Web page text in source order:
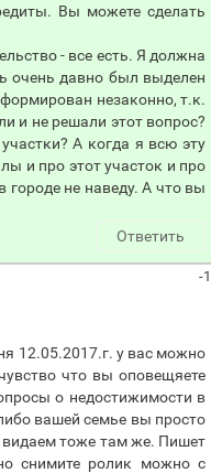
Вы можете сделать
- все есть. Я должна
очень давно был выделен
незаконно, т.к.
и не решали этот вопрос?
А когда я всю эту
и про этот участок и про
городе не наведу. А что вы
Ответить
-1
12.05.2017.г. у вас можно
что вы оповещяете
о недостижимости в
вашей семье вы просто
видаем тоже там же. Пишет
снимите ролик можно с